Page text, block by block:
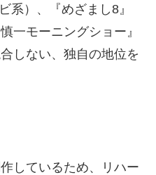
系）、『めざまし8』
一モーニングショー』
しない、独自の地位を
しているため、リハー